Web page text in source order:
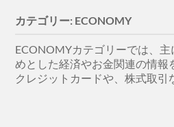
カテゴリー: ECONOMY
ECONOMYカテゴリーでは、
めとした経済やお金関連の情報
クレジットカードや、株式取引